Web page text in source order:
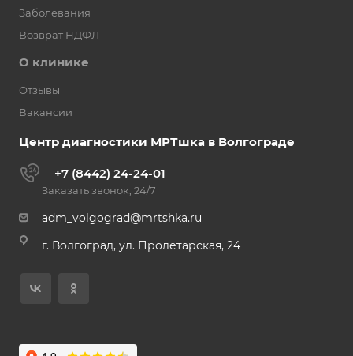
Заболевания
Возврат НДФЛ
О клинике
Отзывы
Вакансии
Центр диагностики МРТшка в Волгограде
+7 (8442) 24-24-01
Заказать звонок, 24/7
adm_volgograd@mrtshka.ru
г. Волгоград, ул. Пролетарская, 24